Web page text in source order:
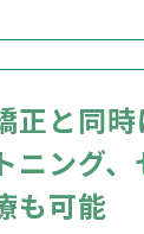
正と同
ニング、
も可能